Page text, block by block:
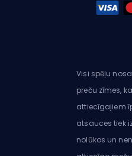
Visi spēļu
preču zīmes,
attiecīgajiem
atsauces tiek
nolūkos un